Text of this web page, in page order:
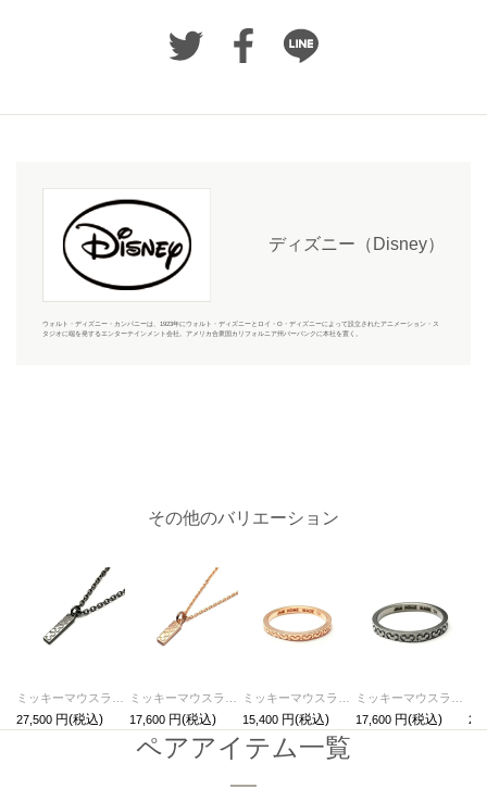
ディズニー（Disney）
ウォルト・ディズニー・カンパニーは、1923年にウォルト・ディズニーとロイ・O・ディズニーによって設立されたアニメーション・ス
タジオに端を発するエンターテインメント会社。アメリカ合衆国カリフォルニア州バーバンクに本社を置く。
その他のバリエーション
27,500
17,600
15,400
17,600
ペアアイテム一覧